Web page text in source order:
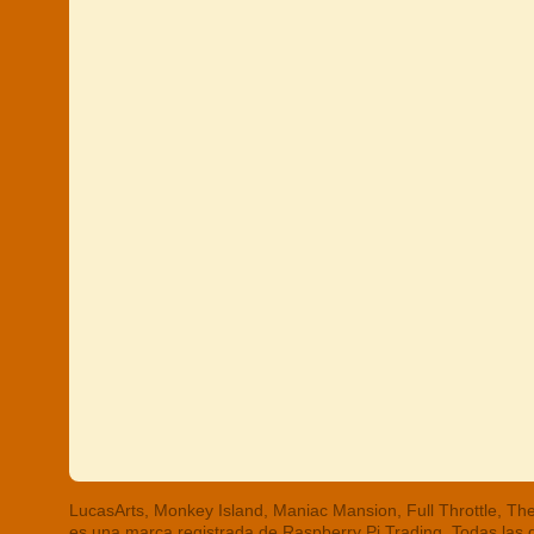
LucasArts, Monkey Island, Maniac Mansion, Full Throttle,